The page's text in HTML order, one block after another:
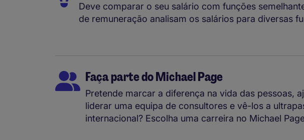
Deve comparar o seu salário com funções
de remuneração analisam os salários para diversas
Faça parte do Michael Page
Pretende marcar a diferença na vida das pessoas,
liderar uma equipa de consultores e vê-los a
internacional? Escolha uma carreira no Michael